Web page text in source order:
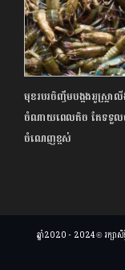
មុខរបរចិញ្ចឹមបង្កងអូស្ត្រ
ចំណាយពេលតិច តែទទួ
ចំណេញខ្ពស់
ឆ្នាំ2020 - 2024 © រក្សាសិ